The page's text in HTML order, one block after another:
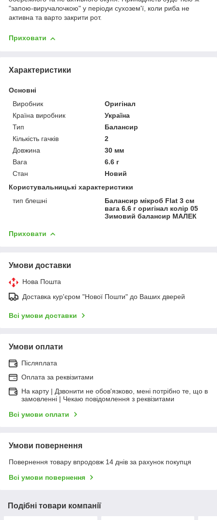
"запою-виручалочкою" у періоди сухозем'ї, коли риба не
активна та варто закрити рот.
Приховати
Характеристики
Основні
Виробник
Оригінал
Країна виробник
Україна
Тип
Балансир
Кількість гачків
2
Довжина
30 мм
Вага
6.6 г
Стан
Новий
Користувальницькі характеристики
тип блешні
Балансир мікроб Flat 3 см
вага 6.6 г оригінал колір 05
Зимовий балансир МАЛЕК
Приховати
Умови доставки
Нова Пошта
Доставка кур'єром "Нової Пошти" до Ваших дверей
Всі умови доставки
Умови оплати
Післяплата
Оплата за реквізитами
На карту | Дзвонити не обов'язково, мені потрібно те, що в
замовленні | Чекаю повідомлення з реквізитами
Всі умови оплати
Умови повернення
Повернення товару впродовж 14 днів за рахунок покупця
Всі умови повернення
Подібні товари компанії